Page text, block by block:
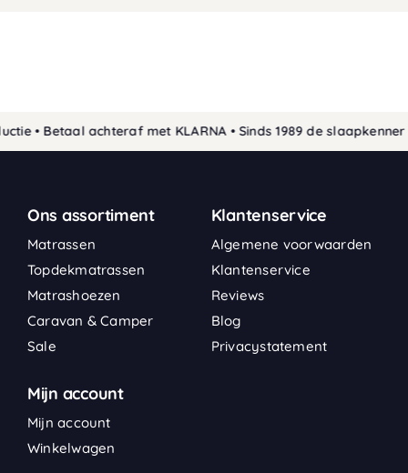
Betaal achteraf met KLARNA • Sinds 1989 de slaapkenner
Ons assortiment
Matrassen
Topdekmatrassen
Matrashoezen
Caravan & Camper
Sale
Klantenservice
Algemene voorwaarden
Klantenservice
Reviews
Blog
Privacystatement
Mijn account
Mijn account
Winkelwagen